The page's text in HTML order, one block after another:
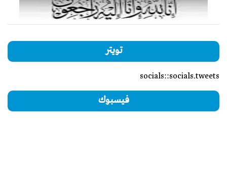
تويتر
socials::socials.tweets
فيسبوك